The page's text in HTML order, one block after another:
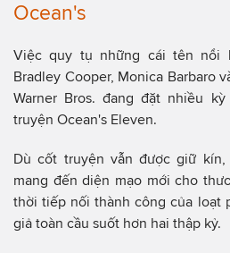
Ocean's
Việc quy tụ những cái tên nổi
Bradley Cooper, Monica Barbaro
Warner Bros. đang đặt nhiều
truyện Ocean's Eleven.
Dù cốt truyện vẫn được giữ
mang đến diện mạo mới cho
thời tiếp nối thành công của loạt
giả toàn cầu suốt hơn hai thập kỷ.